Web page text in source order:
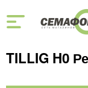
TILLIG H0